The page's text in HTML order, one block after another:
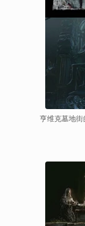
亨维克墓地